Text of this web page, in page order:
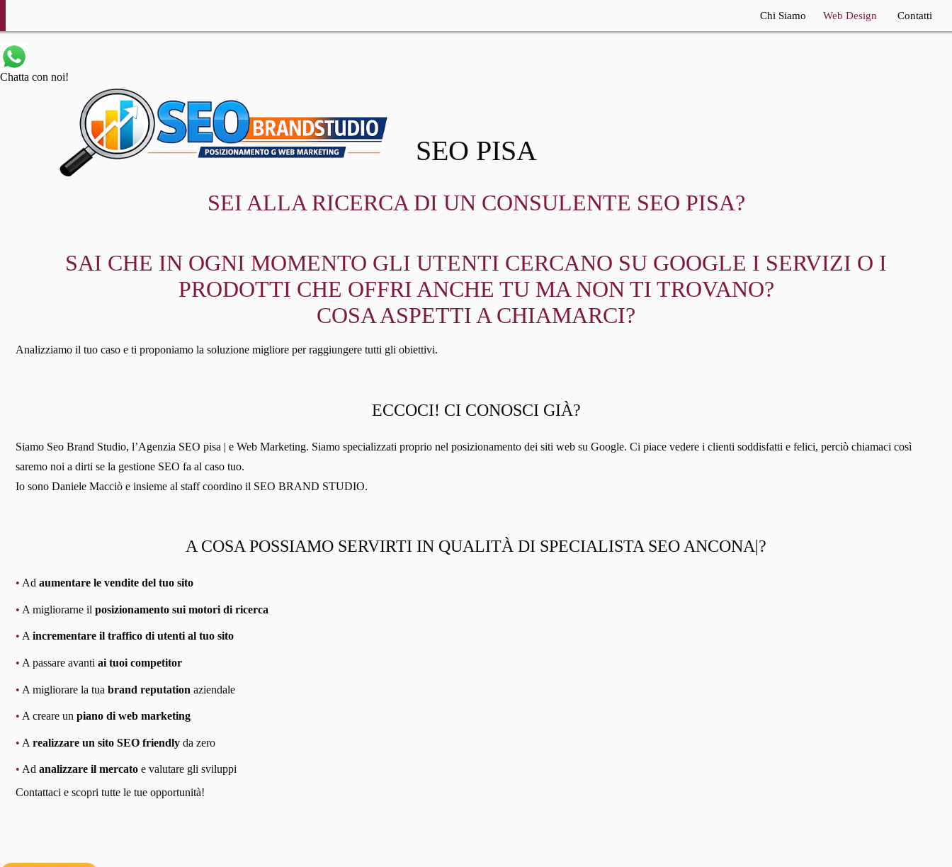
Chi Siamo Web Design Contatti
Chatta con noi!
SEO PISA
SEI ALLA RICERCA DI UN CONSULENTE SEO PISA?
SAI CHE IN OGNI MOMENTO GLI UTENTI CERCANO SU GOOGLE I SERVIZI O I
PRODOTTI CHE OFFRI ANCHE TU MA NON TI TROVANO?
COSA ASPETTI A CHIAMARCI?
Analizziamo il tuo caso e ti proponiamo la soluzione migliore per raggiungere tutti gli obiettivi.
ECCOCI! CI CONOSCI GIÀ?
Siamo Seo Brand Studio, l’Agenzia SEO pisa | e Web Marketing. Siamo specializzati proprio nel posizionamento dei siti web su Google. Ci piace vedere i clienti soddisfatti e felici, perciò chiamaci così
saremo noi a dirti se la gestione SEO fa al caso tuo.
Io sono Daniele Macciò e insieme al staff coordino il SEO BRAND STUDIO.
A COSA POSSIAMO SERVIRTI IN QUALITÀ DI SPECIALISTA SEO ANCONA|?
• Ad aumentare le vendite del tuo sito
• A migliorarne il posizionamento sui motori di ricerca
• A incrementare il traffico di utenti al tuo sito
• A passare avanti ai tuoi competitor
• A migliorare la tua brand reputation aziendale
• A creare un piano di web marketing
• A realizzare un sito SEO friendly da zero
• Ad analizzare il mercato e valutare gli sviluppi
Contattaci e scopri tutte le tue opportunità!